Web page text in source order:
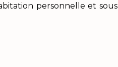
personnelle et sous